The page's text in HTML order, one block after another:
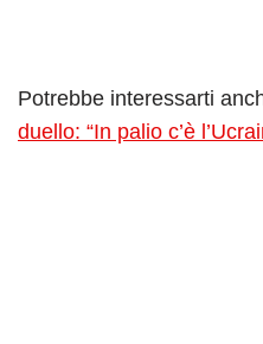
Potrebbe interessarti
duello: “In palio c’è